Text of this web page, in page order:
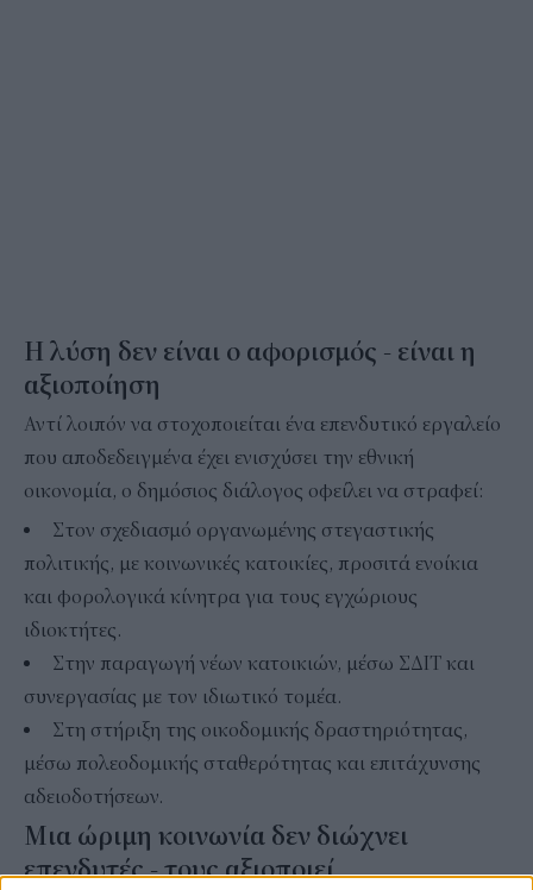
Η λύση δεν είναι ο αφορισμός - είναι η
αξιοποίηση
Αντί λοιπόν να στοχοποιείται ένα επενδυτικό εργαλείο
που αποδεδειγμένα έχει ενισχύσει την εθνική
οικονομία, ο δημόσιος διάλογος οφείλει να στραφεί:
Στον σχεδιασμό οργανωμένης στεγαστικής
πολιτικής, με κοινωνικές κατοικίες, προσιτά ενοίκια
και φορολογικά κίνητρα για τους εγχώριους
ιδιοκτήτες.
Στην παραγωγή νέων κατοικιών, μέσω ΣΔΙΤ και
συνεργασίας με τον ιδιωτικό τομέα.
Στη στήριξη της οικοδομικής δραστηριότητας,
μέσω πολεοδομικής σταθερότητας και επιτάχυνσης
αδειοδοτήσεων.
Μια ώριμη κοινωνία δεν διώχνει
επενδυτές - τους αξιοποιεί